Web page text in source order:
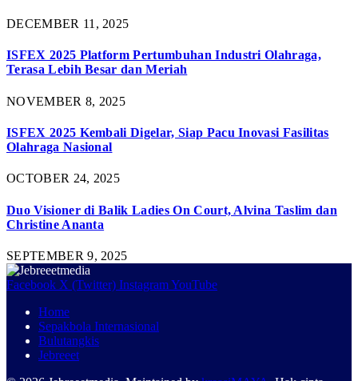
DECEMBER 11, 2025
ISFEX 2025 Platform Pertumbuhan Industri Olahraga,
Terasa Lebih Besar dan Meriah
NOVEMBER 8, 2025
ISFEX 2025 Kembali Digelar, Siap Pacu Inovasi Fasilitas
Olahraga Nasional
OCTOBER 24, 2025
Duo Visioner di Balik Ladies On Court, Alvina Taslim dan
Christine Ananta
SEPTEMBER 9, 2025
Facebook X (Twitter) InstagramYouTube
Home
Sepakbola Internasional
Bulutangkis
Jebreeet